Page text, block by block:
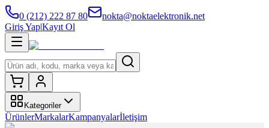
0 (212) 222 87 80
nokta@noktaelektronik.net
Giriş Yap|Kayıt Ol
Kategoriler
ÜrünlerMarkalarKampanyalarİletişim